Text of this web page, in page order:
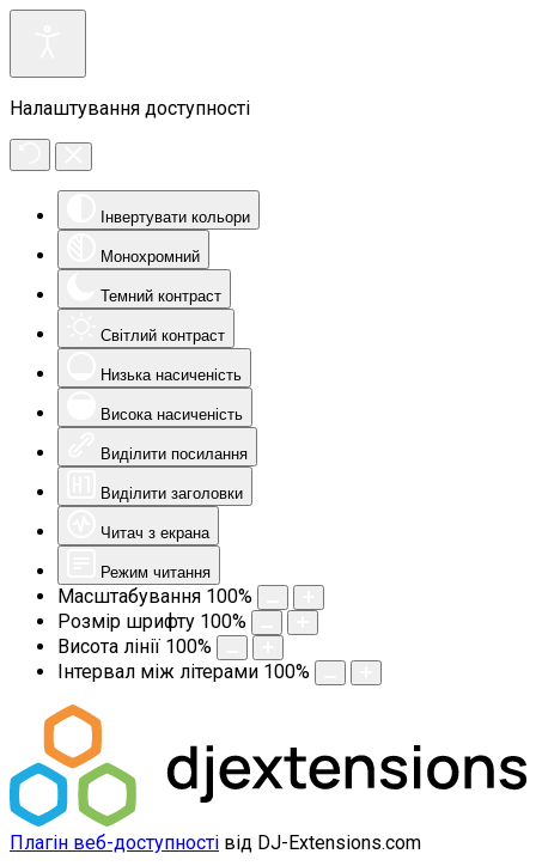
Налаштування доступності
Інвертувати кольори
Монохромний
Темний контраст
Світлий контраст
Низька насиченість
Висока насиченість
Виділити посилання
Виділити заголовки
Читач з екрана
Режим читання
Масштабування 100%
Розмір шрифту 100%
Висота лінії 100%
Інтервал між літерами 100%
Плагін веб-доступності від DJ-Extensions.com